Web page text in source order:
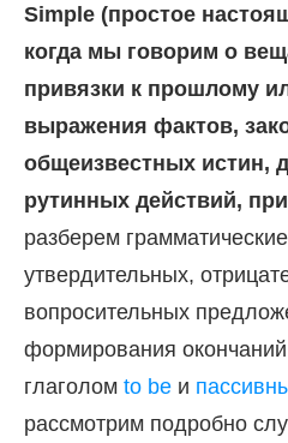
Simple (простое
когда мы говорим о
привязки к прошлому
выражения фактов,
общеизвестных истин,
рутинных действий,
разберем
утвердительных,
вопросительных
формирования
глаголом to be и
рассмотрим подробно